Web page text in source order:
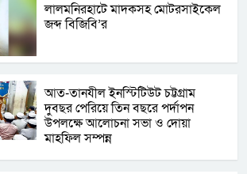
লালমনিরহাটে মাদকসহ মোটরসাইকেল
জব্দ বিজিবি’র
আত-তানযীল ইনস্টিটিউট চট্টগ্রাম
দুবছর পেরিয়ে তিন বছরে পর্দাপন
উপলক্ষে আলোচনা সভা ও দোয়া
মাহফিল সম্পন্ন